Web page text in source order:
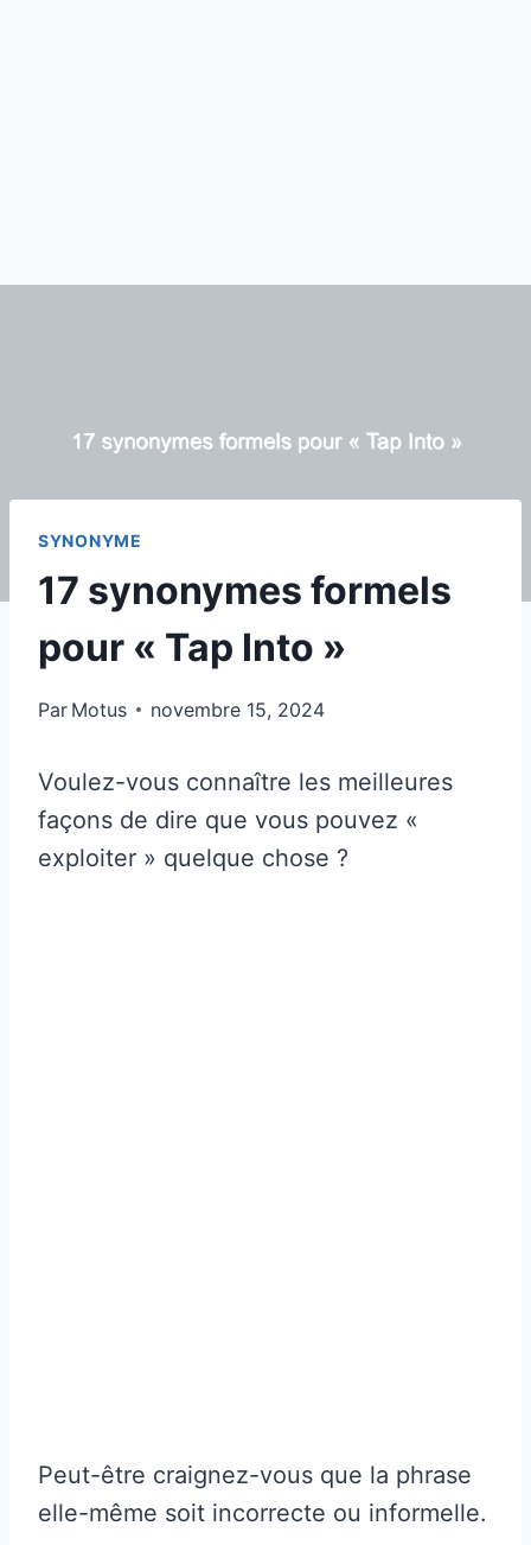
SYNONYME
17 synonymes formels
pour « Tap Into »
Par Motus novembre 15, 2024
Voulez-vous connaître les meilleures
façons de dire que vous pouvez «
exploiter » quelque chose ?
Peut-être craignez-vous que la phrase
elle-même soit incorrecte ou informelle.